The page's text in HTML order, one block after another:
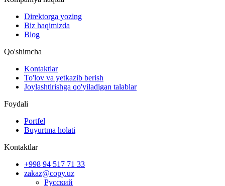
Direktorga yozing
Biz haqimizda
Blog
Qo'shimcha
Kontaktlar
To'lov va yetkazib berish
Joylashtirishga qo'yiladigan talablar
Foydali
Portfel
Buyurtma holati
Kontaktlar
+998 94 517 71 33
zakaz@copy.uz
Русский